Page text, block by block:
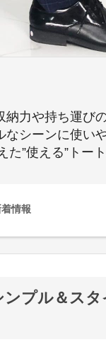
力や持ち運
シーンに使
”使える”トート
情報
ンプル＆ス